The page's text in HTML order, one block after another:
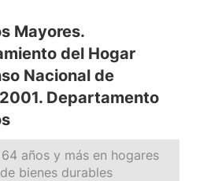
Mayores.
del Hogar
Nacional de
Departamento
años y más en hogares
bienes durables